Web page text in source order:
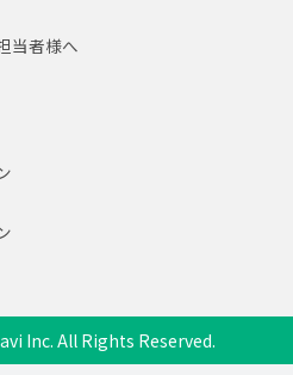
当者様へ
Inc. All Rights Reserved.